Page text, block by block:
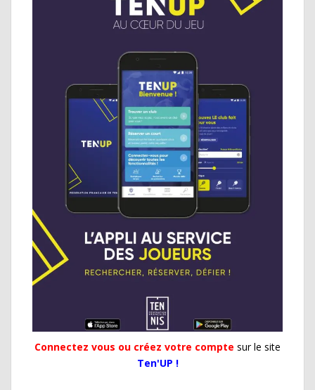
Connectez vous ou créez votre compte sur le site
Ten'UP !